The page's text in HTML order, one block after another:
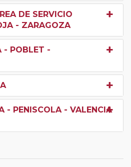
DE SERVICIO
- ZARAGOZA
- POBLET -
- PENISCOLA - VALENCIA